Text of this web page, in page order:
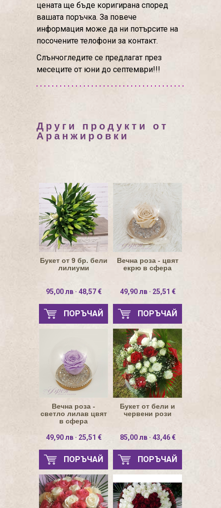
цената ще бъде коригирана според
вашата поръчка. За повече
информация може да ни потърсите на
посочените телофони за контакт.
Слънчогледите се предлагат през
месеците от юни до септември!!!
Други продукти от
Аранжировки
Букет от 9 бр. бели
лилиуми
95,00 лв · 48,57 €
ПОРЪЧАЙ
Вечна роза - цвят
екрю в сфера
49,90 лв · 25,51 €
ПОРЪЧАЙ
Вечна роза -
светло лилав цвят
в сфера
49,90 лв · 25,51 €
ПОРЪЧАЙ
Букет от бели и
червени рози
85,00 лв · 43,46 €
ПОРЪЧАЙ